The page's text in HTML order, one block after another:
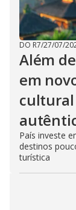
DO R7/27/07/
Além
em
cultural
País investe
destinos
turística